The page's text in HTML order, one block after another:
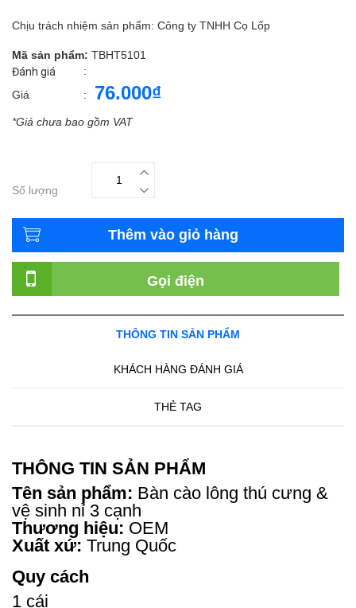
Chịu trách nhiệm sản phẩm: Công ty TNHH Cọ Lốp
Mã sản phẩm: TBHT5101
Đánh giá
:
Giá
: 76.000₫
*Giá chưa bao gồm VAT
Số lượng
Thêm vào giỏ hàng
Gọi điện
THÔNG TIN SẢN PHẨM
KHÁCH HÀNG ĐÁNH GIÁ
THẺ TAG
THÔNG TIN SẢN PHẨM
Tên sản phẩm: Bàn cào lông thú cưng &
vệ sinh nỉ 3 cạnh
Thương hiệu: OEM
Xuất xứ: Trung Quốc
Quy cách
1 cái